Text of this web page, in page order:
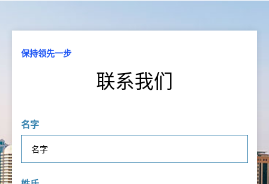
保持领先一步
联系我们
名字